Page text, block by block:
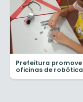
Prefeitura promove
oficinas de robótica